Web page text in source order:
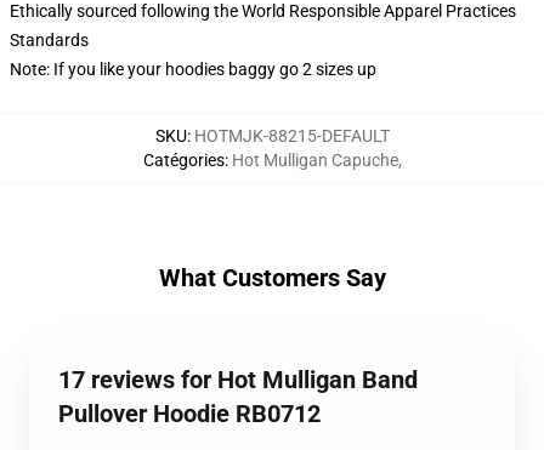
Ethically sourced following the World Responsible Apparel Practices
Standards
Note: If you like your hoodies baggy go 2 sizes up
SKU: HOTMJK-88215-DEFAULT
Catégories: Hot Mulligan Capuche,
What Customers Say
17 reviews for Hot Mulligan Band
Pullover Hoodie RB0712